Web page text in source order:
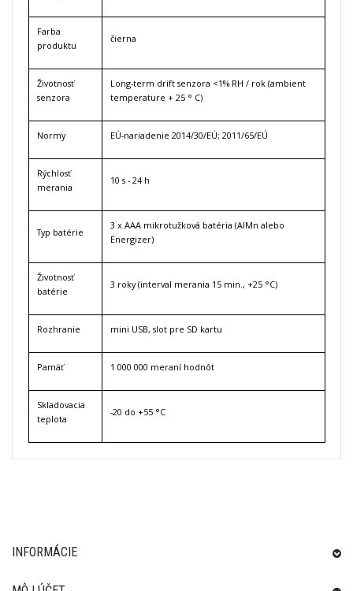
Farba
produktu
čierna
Životnosť
senzora
Long-term drift senzora <1% RH / rok (ambient
temperature + 25 ° C)
Normy EÚ-nariadenie 2014/30/EÚ; 2011/65/EÚ
Rýchlosť
merania
10 s - 24 h
Typ batérie
3 x AAA mikrotužková batéria (AIMn alebo
Energizer)
Životnosť
batérie
3 roky (interval merania 15 min., +25 °C)
Rozhranie mini USB, slot pre SD kartu
Pamäť 1 000 000 meraní hodnôt
Skladovacia
teplota
-20 do +55 °C
INFORMÁCIE